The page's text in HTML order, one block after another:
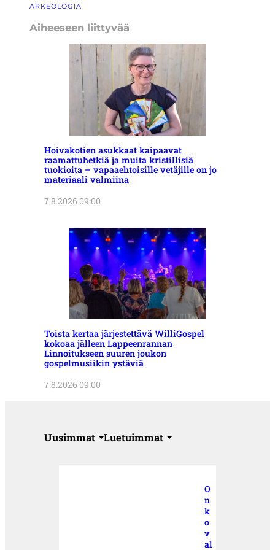
ARKEOLOGIA
Aiheeseen liittyvää
Hoivakotien asukkaat kaipaavat
raamattuhetkiä ja muita kristillisiä
tuokioita – vapaaehtoisille vetäjille on jo
materiaali valmiina
7.8.2026 09:00
Toista kertaa järjestettävä WilliGospel
kokoaa jälleen Lappeenrannan
Linnoitukseen suuren joukon
gospelmusiikin ystäviä
7.8.2026 09:00
Uusimmat Luetuimmat
O
n
k
o
v
al